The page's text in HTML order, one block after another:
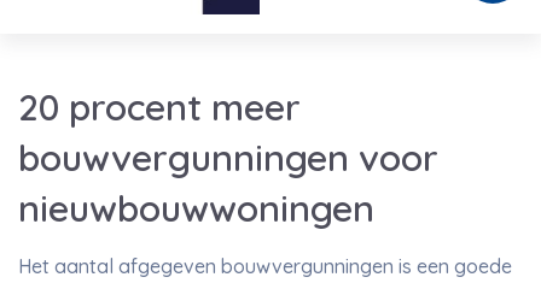
20 procent meer
bouwvergunningen voor
nieuwbouwwoningen
Het aantal afgegeven bouwvergunningen is een goede